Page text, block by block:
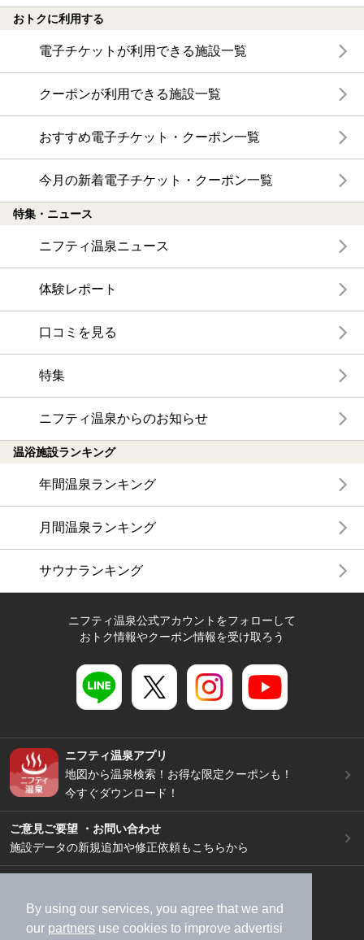
By using our services, you agree that we and
our partners use cookies to improve advertisi
おトクに利用する
電子チケットが利用できる施設一覧
クーポンが利用できる施設一覧
おすすめ電子チケット・クーポン一覧
今月の新着電子チケット・クーポン一覧
特集・ニュース
ニフティ温泉ニュース
体験レポート
口コミを見る
特集
ニフティ温泉からのお知らせ
温浴施設ランキング
年間温泉ランキング
月間温泉ランキング
サウナランキング
ニフティ温泉公式アカウントをフォローして
おトク情報やクーポン情報を受け取ろう
ニフティ温泉アプリ
地図から温泉検索！お得な限定クーポンも！
今すぐダウンロード！
ご意見ご要望 ・お問い合わせ
施設データの新規追加や修正依頼もこちらから
加盟店募集（資料請求）
広告出稿のご案内
利用規約
ライフスタイルMEMBERS+規約